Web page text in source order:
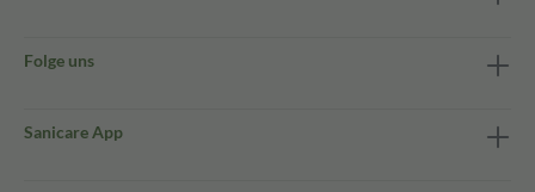
Folge uns
Sanicare App